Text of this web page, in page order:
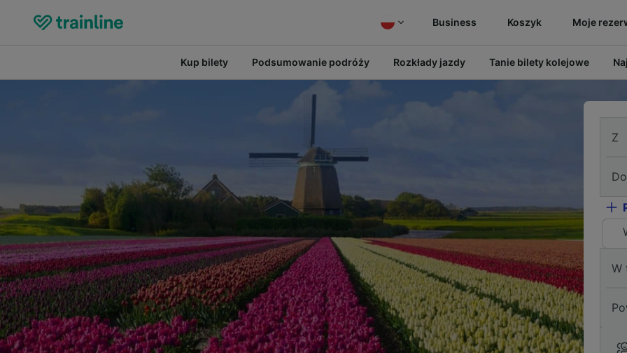
Business Koszyk Moje
Kup bilety Podsumowanie podróży Rozkłady jazdy Tanie bilety kolejowe
Z
Do
W